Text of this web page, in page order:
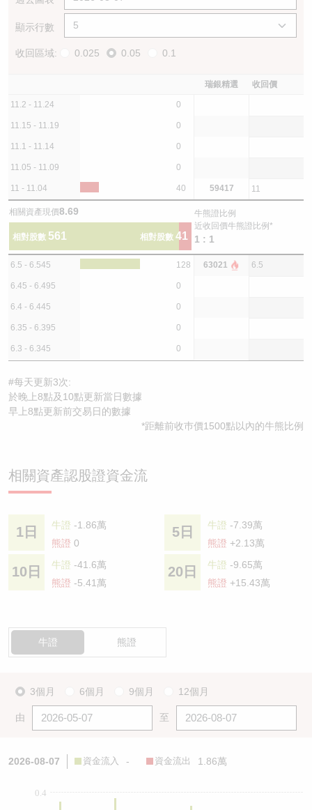
顯示行數
收回區域: 0.025 0.05 0.1
瑞銀精選 收回價
11.2 - 11.24 0
11.15 - 11.19 0
11.1 - 11.14 0
11.05 - 11.09 0
11 - 11.04 40 59417 11
相關資產現價8.69
相對股數 561 相對股數 41
牛熊證比例
近收回價牛熊證比例*
1 : 1
6.5 - 6.545 128 63021 6.5
6.45 - 6.495 0
6.4 - 6.445 0
6.35 - 6.395 0
6.3 - 6.345 0
#每天更新3次:
於晚上8點及10點更新當日數據
早上8點更新前交易日的數據
*距離前收巿價1500點以內的牛熊比例
相關資產認股證資金流
1日 牛證 -1.86萬
熊證 0
5日 牛證 -7.39萬
熊證 +2.13萬
10日 牛證 -41.6萬
熊證 -5.41萬
20日 牛證 -9.65萬
熊證 +15.43萬
牛證 熊證
3個月 6個月 9個月 12個月
由 至
2026-08-07 資金流入 - 資金流出 1.86萬
0.4